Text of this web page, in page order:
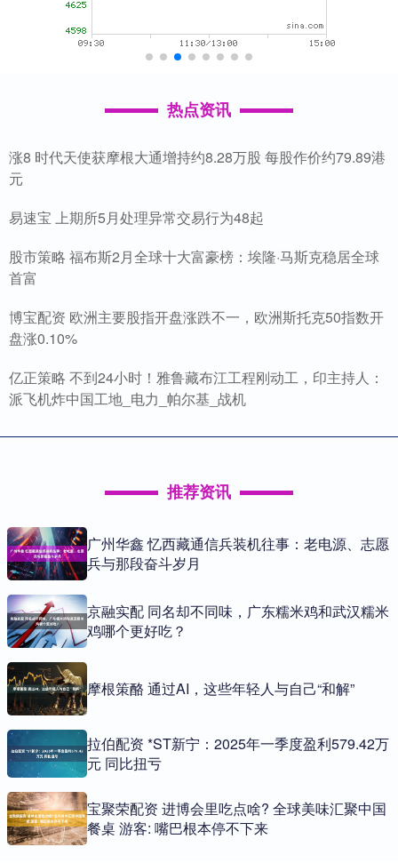
热点资讯
涨8 时代天使获摩根大通增持约8.28万股 每股作价约79.89港
元
易速宝 上期所5月处理异常交易行为48起
股市策略 福布斯2月全球十大富豪榜：埃隆·马斯克稳居全球
首富
博宝配资 欧洲主要股指开盘涨跌不一，欧洲斯托克50指数开
盘涨0.10%
亿正策略 不到24小时！雅鲁藏布江工程刚动工，印主持人：
派飞机炸中国工地_电力_帕尔基_战机
推荐资讯
广州华鑫 忆西藏通信兵装机往事：老电源、志愿
兵与那段奋斗岁月
京融实配 同名却不同味，广东糯米鸡和武汉糯米
鸡哪个更好吃？
摩根策酪 通过AI，这些年轻人与自己“和解”
拉伯配资 *ST新宁：2025年一季度盈利579.42万
元 同比扭亏
宝聚荣配资 进博会里吃点啥? 全球美味汇聚中国
餐桌 游客: 嘴巴根本停不下来